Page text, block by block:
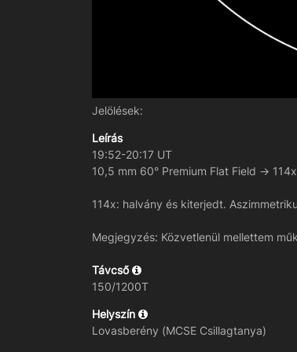
Jelölések:
Leírás
19:52-20:17 UT
10,5 mm 60° Premium Flat Field ->
114x: halvány és kiterjedt.
Megjegyzés: Közvetlenül mellettem
Távcső
150/1200T
Helyszín
Lovasberény (MCSE Csillagtanya)